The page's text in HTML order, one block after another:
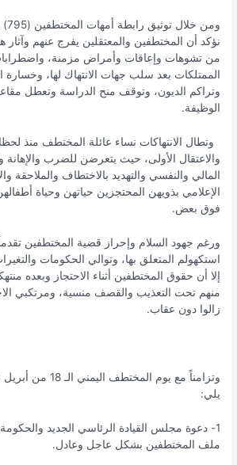
نؤكد أن المختطفين والمعتقلين يفرج عنهم وآثار
من تشوهات وإعاقات وأمراض مزمنة،
الممتلكات بعد سلب جهات الانتهاك لها، وخسارة
وتراكم الديون، وتوقف منح الدراسة وتعطل
الوظيفة.
وتطال الانتهاكات نساء عائلة المختطف منذ
والاعتقال الأولى، حيث يتعرضن للضرب والإهانة
المالي والنفسي والتهديد بالاختطاف والملاحقة
الإعلامي بذويهن المحتجزين حياتهن وحياة
فوق بعض.
ورغم جهود السلام وإحراز قضية المختطفين
استكهولم المتعلق بها، وتوالي الحكومات
إلا أن حقوق المختطفين أثناء الاحتجاز وبعده
منهم تحت التعذيب والقصف منسية، ومرتكبي
زالوا دون عقاب.
وتزامناً مع يوم
يلي:
1- دعوة مجلس القيادة الرئاسي الجديد
ملف المختطفين بشكل عاجل وعادل.